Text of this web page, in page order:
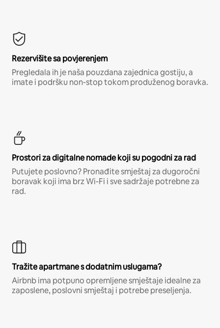
Rezervišite sa povjerenjem
Pregledala ih je naša pouzdana zajednica gostiju, a
imate i podršku non-stop tokom produženog boravka.
Prostori za digitalne nomade koji su pogodni za rad
Putujete poslovno? Pronađite smještaj za dugoročni
boravak koji ima brz Wi-Fi i sve sadržaje potrebne za
rad.
Tražite apartmane s dodatnim uslugama?
Airbnb ima potpuno opremljene smještaje idealne za
zaposlene, poslovni smještaj i potrebe preseljenja.